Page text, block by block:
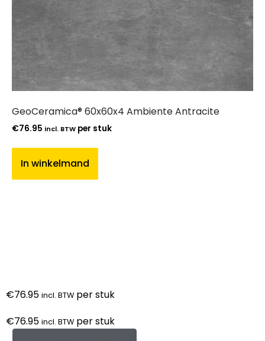
GeoCeramica® 60x60x4 Ambiente Antracite
€76.95 incl. BTW per stuk
In winkelmand
€76.95 incl. BTW per stuk
€76.95 incl. BTW per stuk